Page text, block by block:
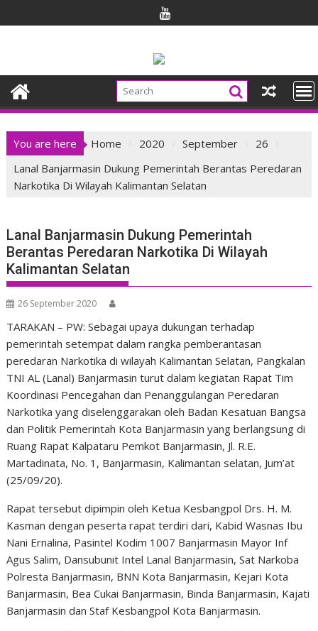
to
You are here Home 2020 September
26
Lanal Banjarmasin Dukung Pemerintah Berantas Peredaran
Narkotika Di Wilayah Kalimantan Selatan
Lanal Banjarmasin Dukung Pemerintah
Berantas Peredaran Narkotika Di Wilayah
Kalimantan Selatan
26 September 2020
TARAKAN – PW: Sebagai upaya dukungan terhadap
pemerintah setempat dalam rangka pemberantasan
peredaran Narkotika di wilayah Kalimantan Selatan, Pangkalan
TNI AL (Lanal) Banjarmasin turut dalam kegiatan Rapat Tim
Koordinasi Pencegahan dan Penanggulangan Peredaran
Narkotika yang diselenggarakan oleh Badan Kesatuan Bangsa
dan Politik Pemerintah Kota Banjarmasin yang berlangsung di
Ruang Rapat Kalpataru Pemkot Banjarmasin, Jl. R.E.
Martadinata, No. 1, Banjarmasin, Kalimantan selatan, Jum’at
(25/09/20).
Rapat tersebut dipimpin oleh Ketua Kesbangpol Drs. H. M.
Kasman dengan peserta rapat terdiri dari, Kabid Wasnas Ibu
Nani Ernalina, Pasintel Kodim 1007 Banjarmasin Mayor Inf
Agus Salim, Dansubunit Intel Lanal Banjarmasin, Sat Narkoba
Polresta Banjarmasin, BNN Kota Banjarmasin, Kejari Kota
Banjarmasin, Bea Cukai Banjarmasin, Binda Banjarmasin, Kajati
Banjarmasin dan Staf Kesbangpol Kota Banjarmasin.